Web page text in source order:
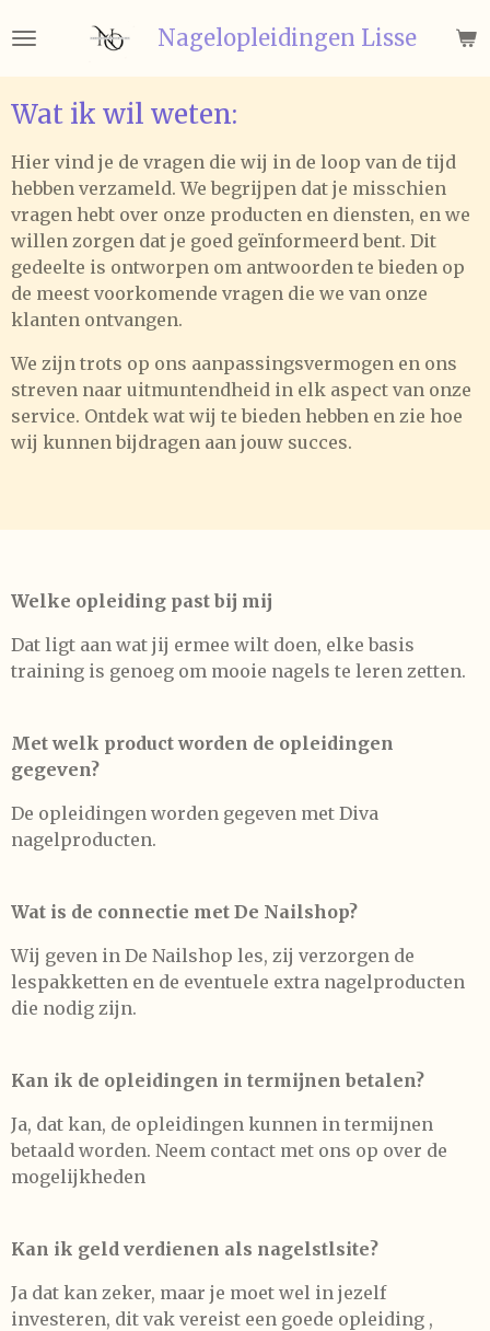
direct
naar
de
hoofdinhoud
Nagelopleidingen Lisse
Wat ik wil weten:
Hier vind je de vragen die wij in de loop van de tijd
hebben verzameld. We begrijpen dat je misschien
vragen hebt over onze producten en diensten, en we
willen zorgen dat je goed geïnformeerd bent. Dit
gedeelte is ontworpen om antwoorden te bieden op
de meest voorkomende vragen die we van onze
klanten ontvangen.
We zijn trots op ons aanpassingsvermogen en ons
streven naar uitmuntendheid in elk aspect van onze
service. Ontdek wat wij te bieden hebben en zie hoe
wij kunnen bijdragen aan jouw succes.
Welke opleiding past bij mij
Dat ligt aan wat jij ermee wilt doen, elke basis
training is genoeg om mooie nagels te leren zetten.
Met welk product worden de opleidingen
gegeven?
De opleidingen worden gegeven met Diva
nagelproducten.
Wat is de connectie met De Nailshop?
Wij geven in De Nailshop les, zij verzorgen de
lespakketten en de eventuele extra nagelproducten
die nodig zijn.
Kan ik de opleidingen in termijnen betalen?
Ja, dat kan, de opleidingen kunnen in termijnen
betaald worden. Neem contact met ons op over de
mogelijkheden
Kan ik geld verdienen als nagelstlsite?
Ja dat kan zeker, maar je moet wel in jezelf
investeren, dit vak vereist een goede opleiding ,